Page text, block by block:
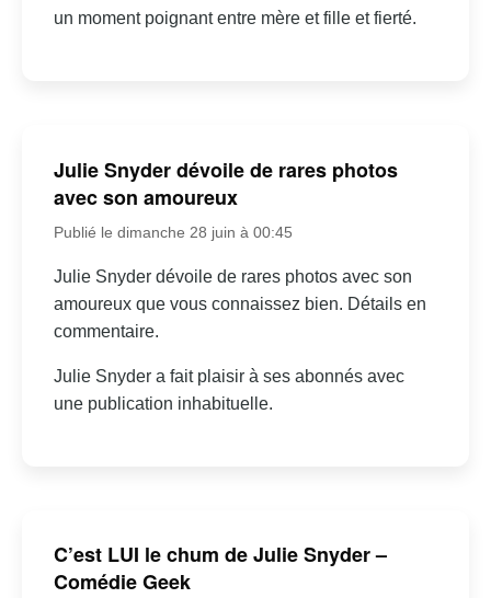
un moment poignant entre mère et fille et fierté.
Julie Snyder dévoile de rares photos
avec son amoureux
Publié le dimanche 28 juin à 00:45
Julie Snyder dévoile de rares photos avec son
amoureux que vous connaissez bien. Détails en
commentaire.
Julie Snyder a fait plaisir à ses abonnés avec
une publication inhabituelle.
C’est LUI le chum de Julie Snyder –
Comédie Geek